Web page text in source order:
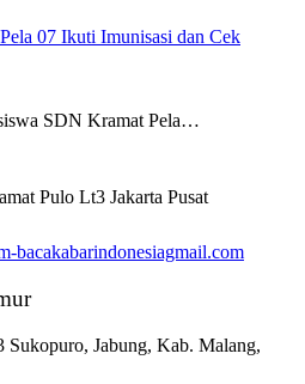
07 Ikuti Imunisasi dan Cek
SDN Kramat Pela…
Pulo Lt3 Jakarta Pusat
bacakabarindonesiagmail.com
Jabung, Kab. Malang,